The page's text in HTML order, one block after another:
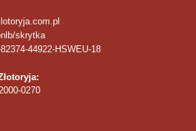
skrytka
44922-HSWEU-18
0270